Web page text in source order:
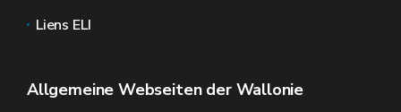
Liens ELI
Allgemeine Webseiten der Wallonie